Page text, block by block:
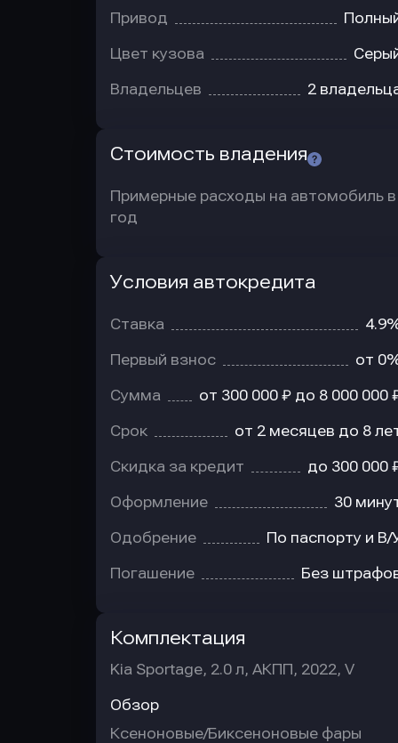
Привод
Цвет кузова
Владельцев 2
Стоимость владения
Примерные расходы на автомобиль в
год
Условия автокредита
Ставка
Первый взнос от
Сумма от 300 000 ₽ до 8 000 000
Срок от 2 месяцев до 8
Скидка за кредит до 300 000
Оформление 30
Одобрение По паспорту и В/
Погашение Без
Комплектация
Kia Sportage, 2.0 л, АКПП, 2022, V
Обзор
Ксеноновые/Биксеноновые фары